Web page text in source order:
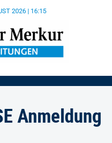
2026 | 16:15
Anmeldung